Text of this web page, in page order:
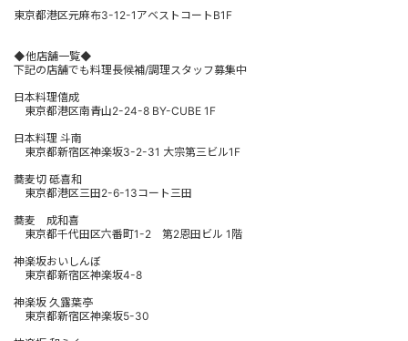
東京都港区元麻布3-12-1アベストコートB1F
◆他店舗一覧◆
下記の店舗でも料理長候補/調理スタッフ募集中
日本料理僖成
東京都港区南青山2-24-8 BY-CUBE 1F
日本料理 斗南
東京都新宿区神楽坂3-2-31 大宗第三ビル1F
蕎麦切 砥喜和
東京都港区三田2-6-13コート三田
蕎麦 成和喜
東京都千代田区六番町1-2 第2恩田ビル 1階
神楽坂おいしんぼ
東京都新宿区神楽坂4-8
神楽坂 久露葉亭
東京都新宿区神楽坂5-30